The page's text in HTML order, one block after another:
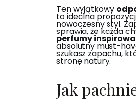
Ten wyjątkowy
to idealna
nowoczesny styl.
sprawia, że każda
perfumy
absolutny must-
szukasz zapachu,
stronę natury.
Jak